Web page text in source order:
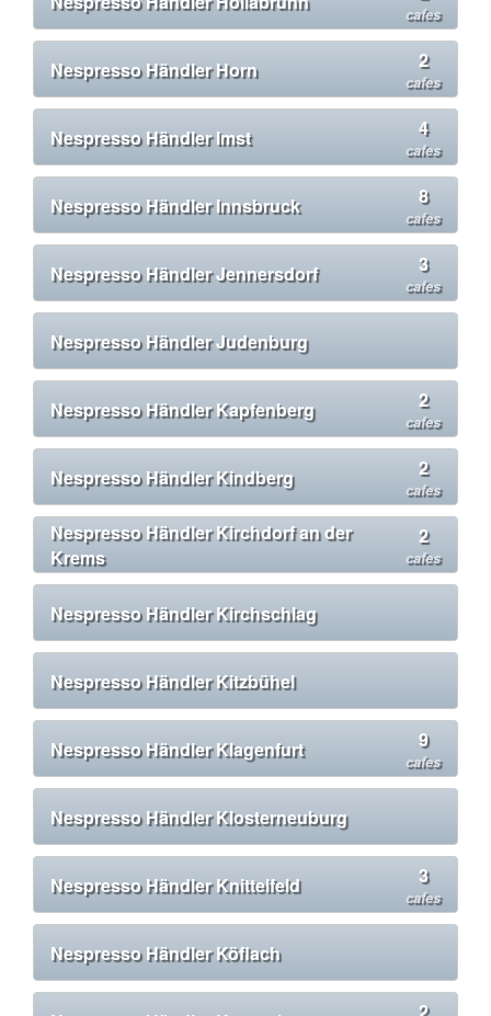
cafes
Nespresso Händler Horn 2
cafes
Nespresso Händler Imst 4
cafes
Nespresso Händler Innsbruck 8
cafes
Nespresso Händler Jennersdorf 3
cafes
Nespresso Händler Judenburg
Nespresso Händler Kapfenberg 2
cafes
Nespresso Händler Kindberg 2
cafes
Nespresso Händler Kirchdorf an der
Krems
2
cafes
Nespresso Händler Kirchschlag
Nespresso Händler Kitzbühel
Nespresso Händler Klagenfurt 9
cafes
Nespresso Händler Klosterneuburg
Nespresso Händler Knittelfeld 3
cafes
Nespresso Händler Köflach
2